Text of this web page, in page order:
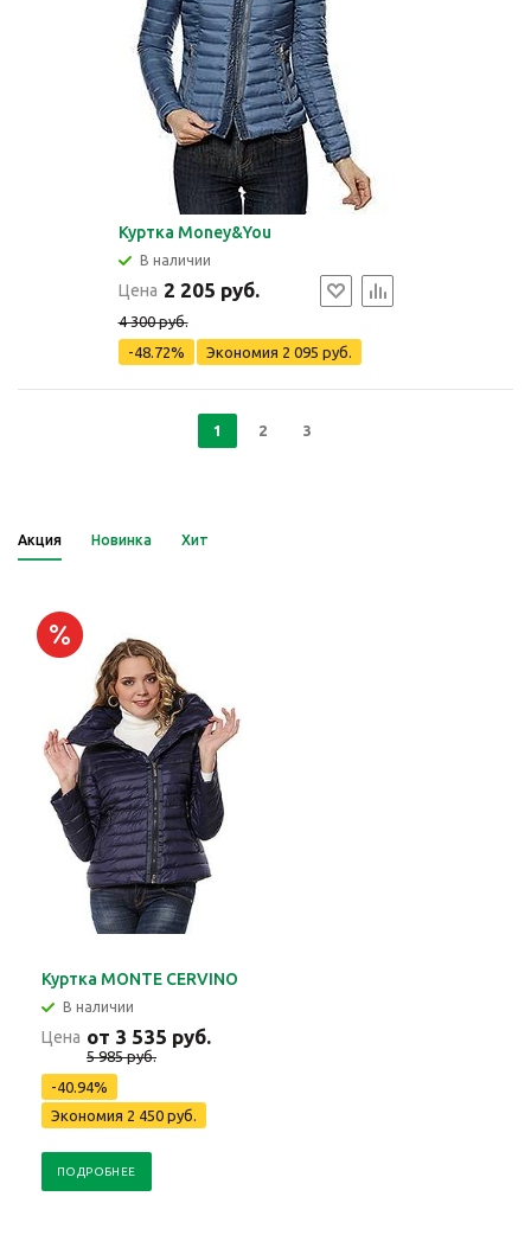
Куртка Money&You
В наличии
Цена 2 205 руб.
4 300 руб.
-48.72%
Экономия 2 095 руб.
1 2 3
Акция Новинка Хит
Куртка MONTE CERVINO
В наличии
Цена от 3 535 руб.
5 985 руб.
-40.94%
Экономия 2 450 руб.
ПОДРОБНЕЕ